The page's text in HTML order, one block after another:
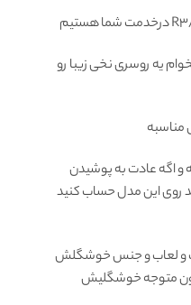
یه روسری نخی زیبا رو
مناسبه
و اگه عادت به پوشیدن
روی این مدل حساب کنید
و لعاب و جنس خوشگلش
متوجه خوشگلیش